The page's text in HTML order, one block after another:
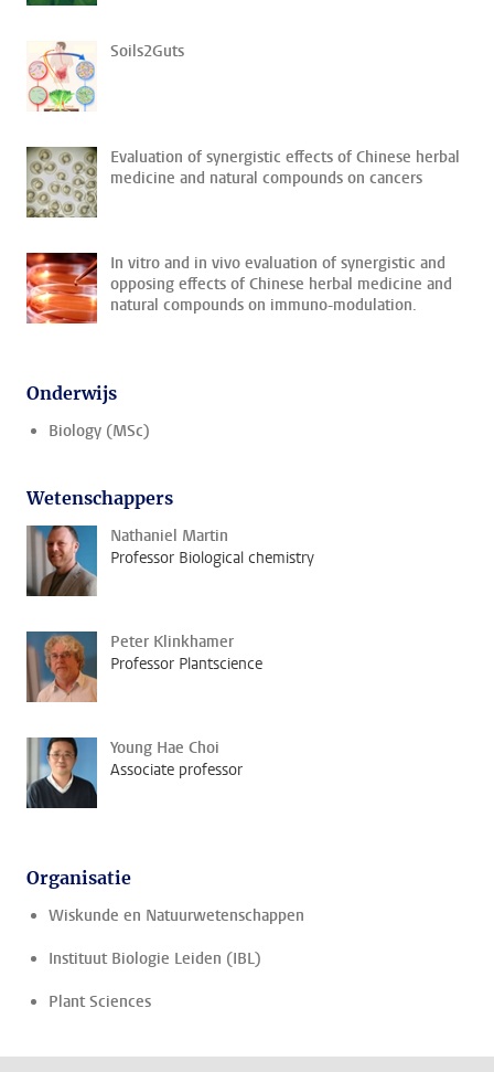
Soils2Guts
Evaluation of synergistic effects of Chinese herbal
medicine and natural compounds on cancers
In vitro and in vivo evaluation of synergistic and
opposing effects of Chinese herbal medicine and
natural compounds on immuno-modulation.
Onderwijs
Biology (MSc)
Wetenschappers
Nathaniel Martin
Professor Biological chemistry
Peter Klinkhamer
Professor Plantscience
Young Hae Choi
Associate professor
Organisatie
Wiskunde en Natuurwetenschappen
Instituut Biologie Leiden (IBL)
Plant Sciences